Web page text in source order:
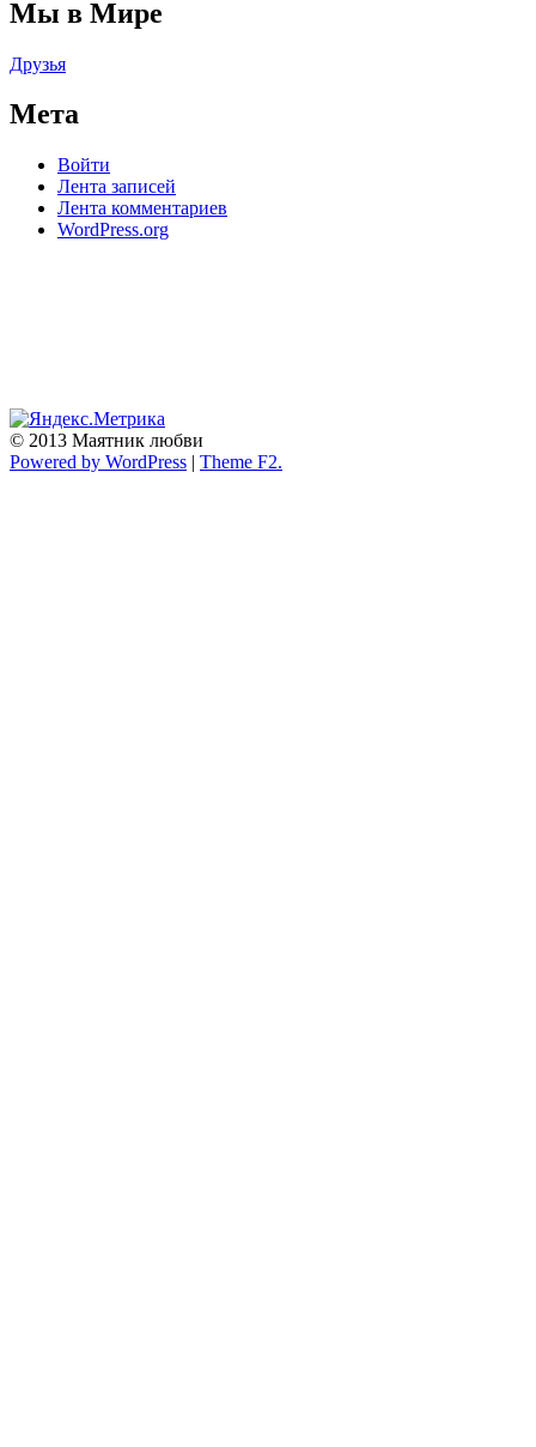
Мы в Мире
Друзья
Мета
Войти
Лента записей
Лента комментариев
WordPress.org
© 2013 Маятник любви
Powered by WordPress | Theme F2.